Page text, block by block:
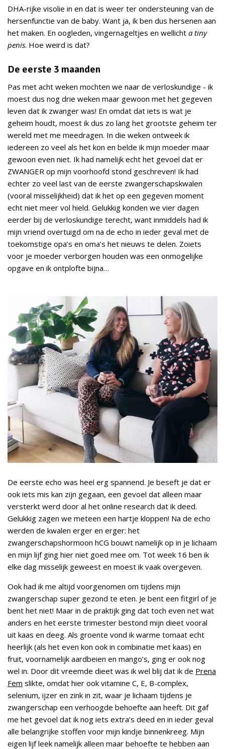
DHA-rijke visolie in en dat is weer ter ondersteuning van de
hersenfunctie van de baby. Want ja, ik ben dus hersenen aan
het maken. En oogleden, vingernageltjes en wellicht a tiny
penis. Hoe weird is dat?
De eerste 3 maanden
Pas met acht weken mochten we naar de verloskundige - ik
moest dus nog drie weken maar gewoon met het gegeven
leven dat ik zwanger was! En omdat dat iets is wat je
geheim houdt, moest ik dus zo lang het grootste geheim ter
wereld met me meedragen. In die weken ontweek ik
iedereen zo veel als het kon en belde ik mijn moeder maar
gewoon even niet. Ik had namelijk echt het gevoel dat er
ZWANGER op mijn voorhoofd stond geschreven! Ik had
echter zo veel last van de eerste zwangerschapskwalen
(vooral misselijkheid) dat ik het op een gegeven moment
echt niet meer vol hield. Gelukkig konden we vier dagen
eerder bij de verloskundige terecht, want inmiddels had ik
mijn vriend overtuigd om na de echo in ieder geval met de
toekomstige opa’s en oma’s het nieuws te delen. Zoiets
voor je moeder verborgen houden was een onmogelijke
opgave en ik ontplofte bijna…
De eerste echo was heel erg spannend. Je beseft je dat er
ook iets mis kan zijn gegaan, een gevoel dat alleen maar
versterkt werd door al het online research dat ik deed.
Gelukkig zagen we meteen een hartje kloppen! Na de echo
werden de kwalen erger en erger: het
zwangerschapshormoon hCG bouwt namelijk op in je lichaam
en mijn lijf ging hier niet goed mee om. Tot week 16 ben ik
elke dag misselijk geweest en moest ik vaak overgeven.
Ook had ik me altijd voorgenomen om tijdens mijn
zwangerschap super gezond te eten. Je bent een fitgirl of je
bent het niet! Maar in de praktijk ging dat toch even net wat
anders en het eerste trimester bestond mijn dieet vooral
uit kaas en deeg. Als groente vond ik warme tomaat echt
heerlijk (als het even kon ook in combinatie met kaas) en
fruit, voornamelijk aardbeien en mango’s, ging er ook nog
wel in. Door dit vreemde dieet was ik wel blij dat ik de Prena
Fem slikte, omdat hier ook vitamine C, E, B-complex,
selenium, ijzer en zink in zit, waar je lichaam tijdens je
zwangerschap een verhoogde behoefte aan heeft. Dit gaf
me het gevoel dat ik nog iets extra’s deed en in ieder geval
alle belangrijke stoffen voor mijn kindje binnenkreeg. Mijn
eigen lijf leek namelijk alleen maar behoefte te hebben aan